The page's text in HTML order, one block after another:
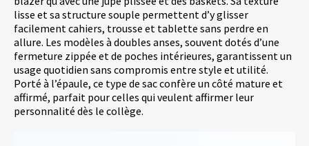
lisse et sa structure souple permettent d’y glisser
facilement cahiers, trousse et tablette sans perdre en
allure. Les modèles à doubles anses, souvent dotés d’une
fermeture zippée et de poches intérieures, garantissent un
usage quotidien sans compromis entre style et utilité.
Porté à l’épaule, ce type de sac confère un côté mature et
affirmé, parfait pour celles qui veulent affirmer leur
personnalité dès le collège.